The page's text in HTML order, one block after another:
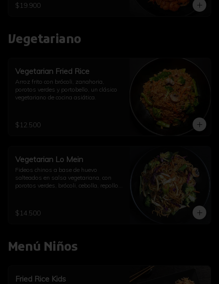
$19.900
Vegetariano
Vegetarian Fried Rice
Arroz frito con brócoli, zanahoria,
porotos verdes y portobello, un clásico
vegetariano de cocina asiática.
$12.500
Vegetarian Lo Mein
Fideos chinos a base de huevo
salteados en salsa vegetariana, con
porotos verdes, brócoli, cebolla, repollo,
$14.500
Menú Niños
Fried Rice Kids